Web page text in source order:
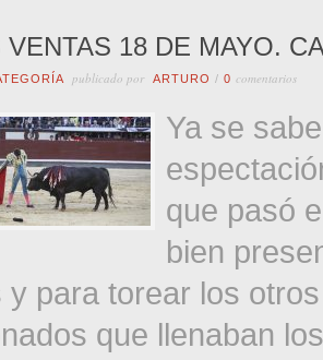
VENTAS 18 DE MAYO.
publicado por ARTURO / 0 comentarios
Ya se
que pasó
bien
y para torear los
que llenaban